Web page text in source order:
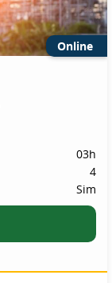
Online
03h
4
Sim